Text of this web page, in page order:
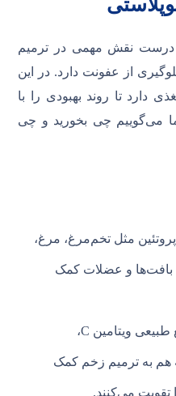
درست نقش مهمی در ترمیم
از عفونت دارد. در این
دارد تا روند بهبودی را با
می‌گوییم چی بخورید و چی
مثل تخم‌مرغ، مرغ،
بافت‌ها و عضلات کمک
منابع طبیعی ویتامین C،
هم به ترمیم زخم کمک
تقویت می‌کنند.